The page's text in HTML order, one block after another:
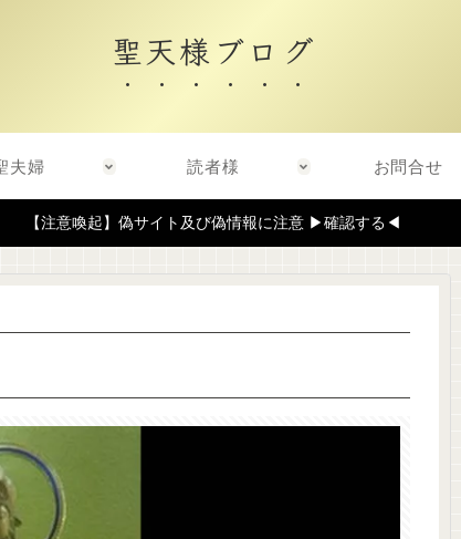
聖天様ブログ
夫婦 読者様 お問合せ
【注意喚起】偽サイト及び偽情報に注意 ▶確認する◀